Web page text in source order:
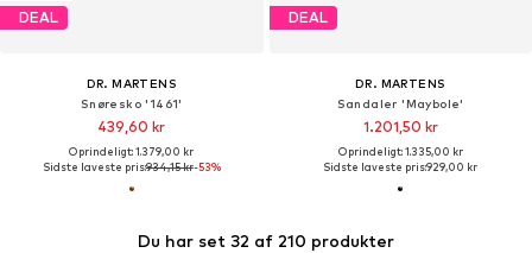
DEAL
DR. MARTENS
Snøresko '1461'
439,60 kr
Oprindeligt: 1.379,00 kr
Sidste laveste pris:934,15 kr-53%
DEAL
DR. MARTENS
Sandaler 'Maybole'
1.201,50 kr
Oprindeligt: 1.335,00 kr
Sidste laveste pris:929,00 kr
Du har set 32 af 210 produkter